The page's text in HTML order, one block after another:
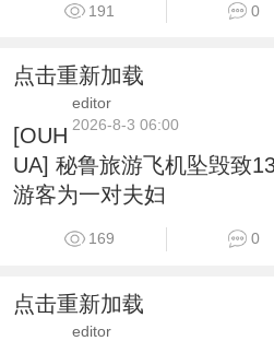
191 0
点击重新加载
editor
2026-8-3 06:00
[OUH
UA] 秘鲁旅游飞机坠毁致
游客为一对夫妇
169 0
点击重新加载
editor